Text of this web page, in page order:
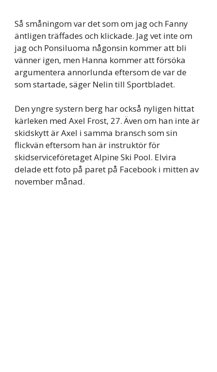
Så småningom var det som om jag och Fanny
äntligen träffades och klickade. Jag vet inte om
jag och Ponsiluoma någonsin kommer att bli
vänner igen, men Hanna kommer att försöka
argumentera annorlunda eftersom de var de
som startade, säger Nelin till Sportbladet.
Den yngre systern berg har också nyligen hittat
kärleken med Axel Frost, 27. Även om han inte är
skidskytt är Axel i samma bransch som sin
flickvän eftersom han är instruktör för
skidserviceföretaget Alpine Ski Pool. Elvira
delade ett foto på paret på Facebook i mitten av
november månad.